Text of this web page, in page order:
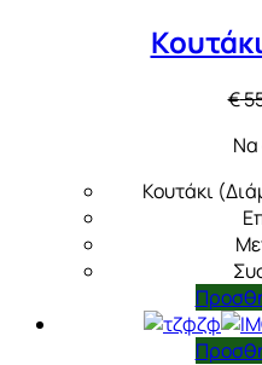
€
Να
Κουτάκι